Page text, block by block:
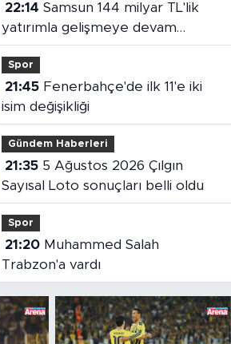
22:14
yatırımla gelişmeye devam
ediyor
Spor
21:45Fenerbahçe'de ilk 11'e iki
isim değişikliği
Gündem Haberleri
21:355 Ağustos 2026 Çılgın
Sayısal Loto sonuçları belli oldu
Spor
21:20Muhammed Salah
Trabzon'a vardı